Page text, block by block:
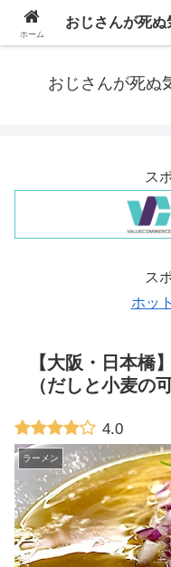
仕事と食べ歩きが趣味の大阪
おじさんが死ぬ
ス
ス
ホッ
【大阪・日本橋
（だしと小麦の
4.0
ラーメン
ホーム
おじさんが死